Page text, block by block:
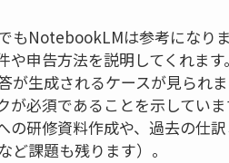
もNotebookLMは参考になり
申告方法を説明してくれま
が生成されるケースが見られ
必須であることを示してい
研修資料作成や、過去の仕
課題も残ります）。